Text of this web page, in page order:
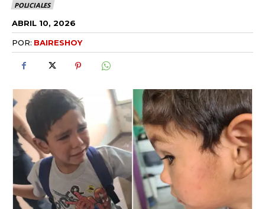
POLICIALES
ABRIL 10, 2026
POR: BAIRESHOY